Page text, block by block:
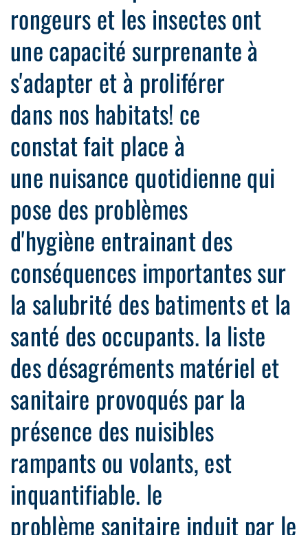
rongeurs et les insectes ont
une capacité surprenante à
s'adapter et à proliférer
dans nos habitats! ce
constat fait place à
une nuisance quotidienne qui
pose des problèmes
d'hygiène entrainant des
conséquences importantes sur
la salubrité des batiments et la
santé des occupants. la liste
des désagréments matériel et
sanitaire provoqués par la
présence des nuisibles
rampants ou volants, est
inquantifiable. le
problème sanitaire induit par le